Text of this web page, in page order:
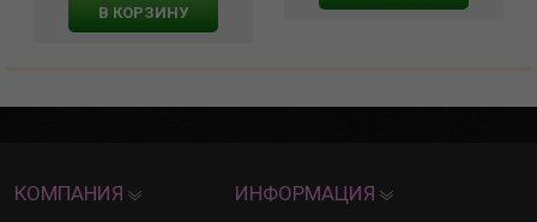
В КОРЗИНУ
КОМПАНИЯ ИНФОРМАЦИЯ